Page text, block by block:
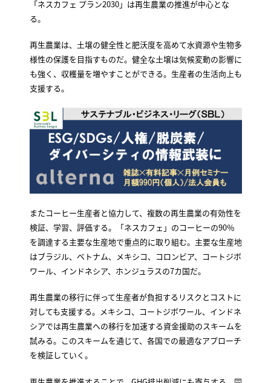
「ネスカフェ プラン2030」は再生農業の推進が中心とな
る。
再生農業は、土壌の健全性と肥沃度を高めて水資源や生物多
様性の保護を目指すものだ。健全な土壌は気候変動の影響に
も強く、収穫量を増やすことができる。生産者の生活向上も
支援する。
またコーヒー生産者と協力して、複数の再生農業の有効性を
検証、学習、評価する。「ネスカフェ」のコーヒーの90％
を調達する主要な生産地で重点的に取り組む。主要な生産地
はブラジル、ベトナム、メキシコ、コロンビア、コートジボ
ワール、インドネシア、ホンジュラスの7カ国だ。
再生農業の移行に伴って生産者が負担するリスクとコストに
対しても支援する。メキシコ、コートジボワール、インドネ
シアでは再生農業への移行を加速する資金援助のスキームを
試みる。このスキームを通じて、各国での最適なアプローチ
を検証していく。